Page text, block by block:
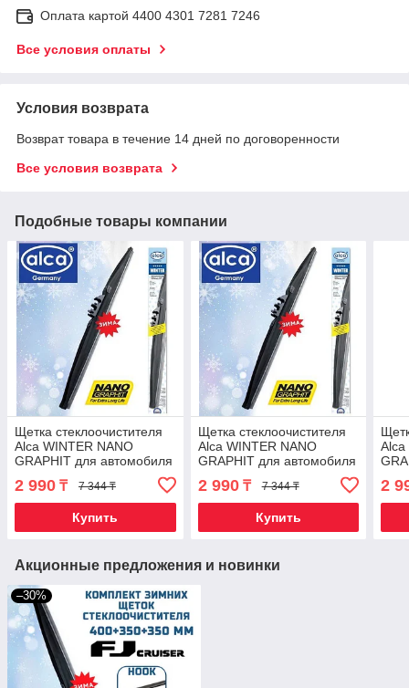
Оплата картой 4400 4301 7281 7246
Все условия оплаты
Условия возврата
Возврат товара в течение 14 дней по договоренности
Все условия возврата
Подобные товары компании
Щетка стеклоочистителя
Alca WINTER NANO
GRAPHIT для автомобиля
(430мм 17")
2 990 ₸ 7 344 ₸
Купить
Щетка стеклоочистителя
Alca WINTER NANO
GRAPHIT для автомобиля
(360мм 14")
2 990₸ 7 344 ₸
Купить
Alca
2
Акционные предложения и новинки
–30%